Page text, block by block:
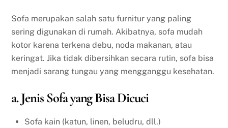
Sofa merupakan salah satu furnitur yang paling
sering digunakan di rumah. Akibatnya, sofa mudah
kotor karena terkena debu, noda makanan, atau
keringat. Jika tidak dibersihkan secara rutin, sofa bisa
menjadi sarang tungau yang mengganggu kesehatan.
a. Jenis Sofa yang Bisa Dicuci
Sofa kain (katun, linen, beludru, dll.)